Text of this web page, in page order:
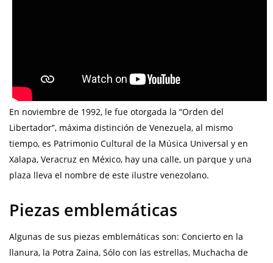
En noviembre de 1992, le fue otorgada la “Orden del
Libertador”, máxima distinción de Venezuela, al mismo
tiempo, es Patrimonio Cultural de la Música Universal y en
Xalapa, Veracruz en México, hay una calle, un parque y una
plaza lleva el nombre de este ilustre venezolano.
Piezas emblemáticas
Algunas de sus piezas emblemáticas son: Concierto en la
llanura, la Potra Zaina, Sólo con las estrellas, Muchacha de